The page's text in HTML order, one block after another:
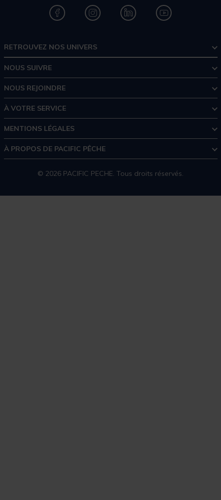
RETROUVEZ NOS UNIVERS
NOUS SUIVRE
NOUS REJOINDRE
À VOTRE SERVICE
MENTIONS LÉGALES
À PROPOS DE PACIFIC PÊCHE
© 2026 PACIFIC PECHE. Tous droits réservés.